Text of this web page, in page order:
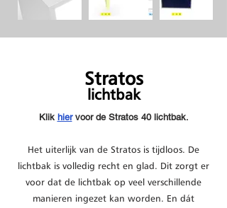
Stratos
lichtbak
Klik hier voor de Stratos 40 lichtbak.
Het uiterlijk van de Stratos is tijdloos. De
lichtbak is volledig recht en glad. Dit zorgt er
voor dat de lichtbak op veel verschillende
manieren ingezet kan worden. En dát